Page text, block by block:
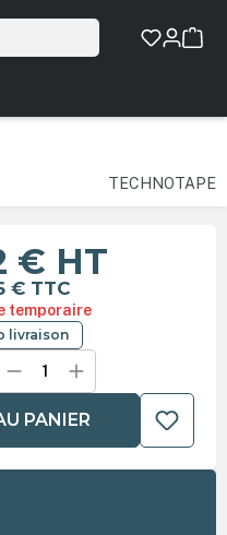
TECHNOTAPE
€ HT
€ TTC
temporaire
livraison
PANIER